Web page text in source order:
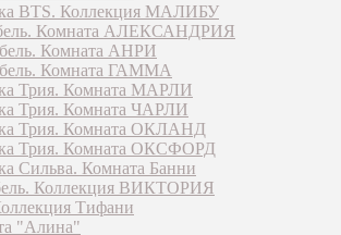
BTS. Коллекция МАЛИБУ
Комната АЛЕКСАНДРИЯ
Комната АНРИ
Комната ГАММА
Трия. Комната МАРЛИ
Трия. Комната ЧАРЛИ
Трия. Комната ОКЛАНД
Трия. Комната ОКСФОРД
Сильва. Комната Банни
Коллекция ВИКТОРИЯ
Тифани
"Алина"